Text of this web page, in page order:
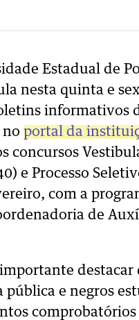
Estadual de
nesta quinta e
informativos
no portal da
concursos
e Processo
com a
de
pública e negros